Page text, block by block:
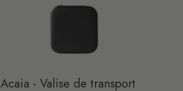
Acaia - Valise de transport